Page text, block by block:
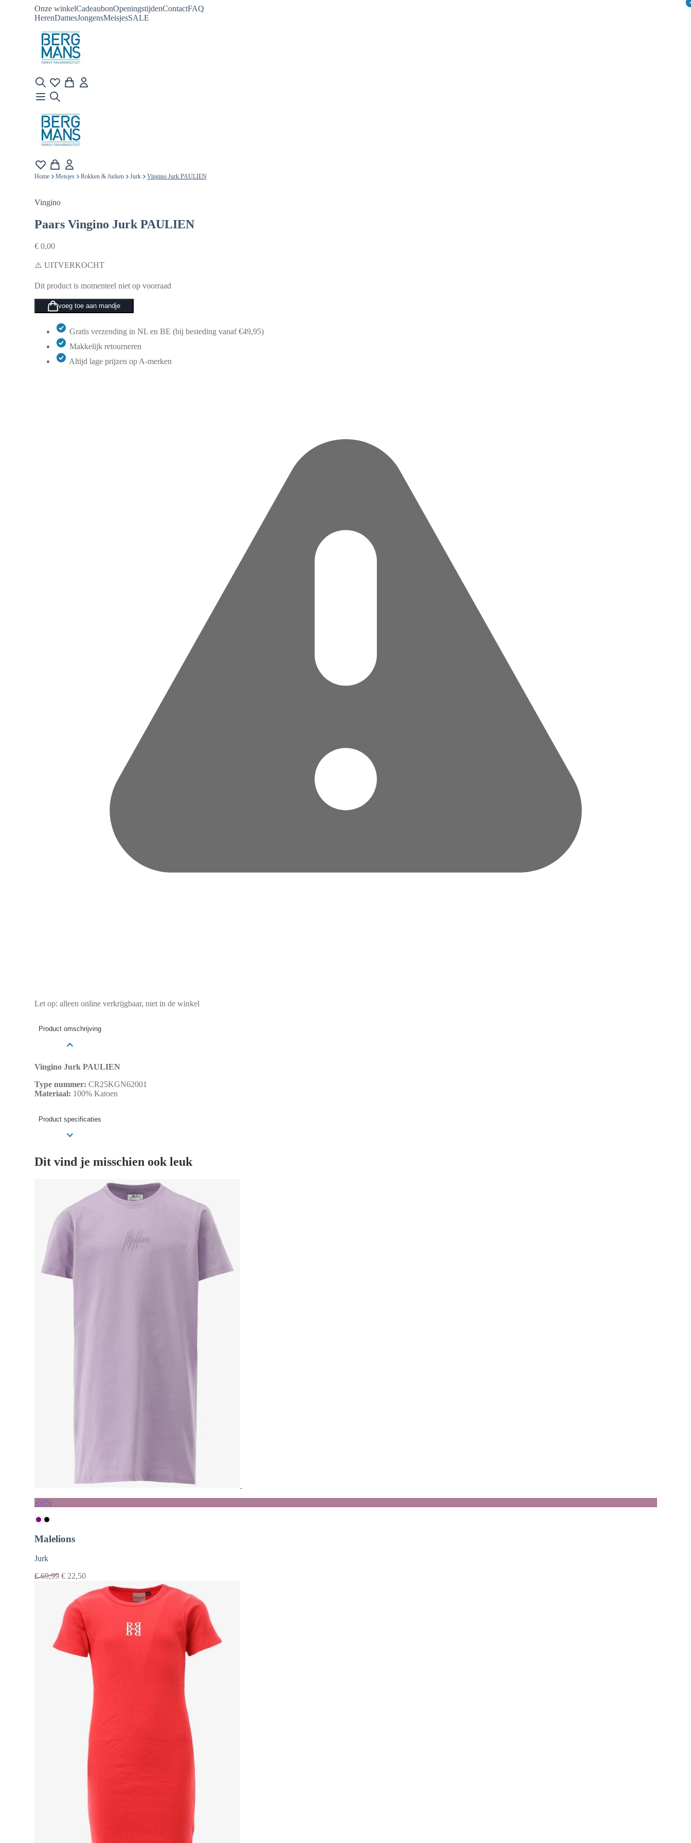
Onze winkelCadeaubonOpeningstijdenContactFAQ
HerenDamesJongensMeisjesSALE
Home Meisjes Rokken & Jurken Jurk Vingino Jurk PAULIEN
Vingino
Paars Vingino Jurk PAULIEN
€0,00
⚠️ UITVERKOCHT
Dit product is momenteel niet op voorraad
voeg toe aan mandje
Gratis verzending in NL en BE (bij besteding vanaf €49,95)
Makkelijk retourneren
Altijd lage prijzen op A-merken
Let op: alleen online verkrijgbaar, niet in de winkel
Product omschrijving
Vingino Jurk PAULIEN
Type nummer: CR25KGN62001
Materiaal: 100% Katoen
Product specificaties
Dit vind je misschien ook leuk
-68%
Malelions
Jurk
€69,99 €22,50